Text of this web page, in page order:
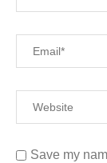
Save my